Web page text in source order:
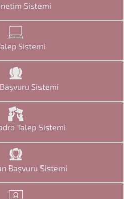
Sistemi
Sistemi
Sistemi
Talep Sistemi
Başvuru Sistemi